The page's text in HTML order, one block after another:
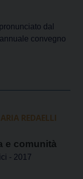
dal
convegno
REDAELLI
e comunità
- 2017